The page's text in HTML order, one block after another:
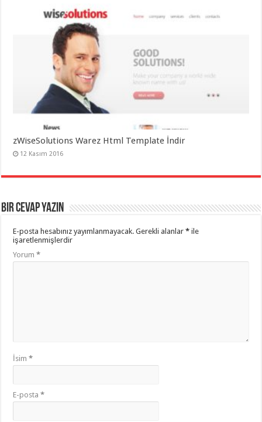
zWiseSolutions Warez Html Template İndir
12 Kasım 2016
Bir cevap yazın
E-posta hesabınız yayımlanmayacak. Gerekli alanlar* ile
işaretlenmişlerdir
Yorum*
İsim*
E-posta*